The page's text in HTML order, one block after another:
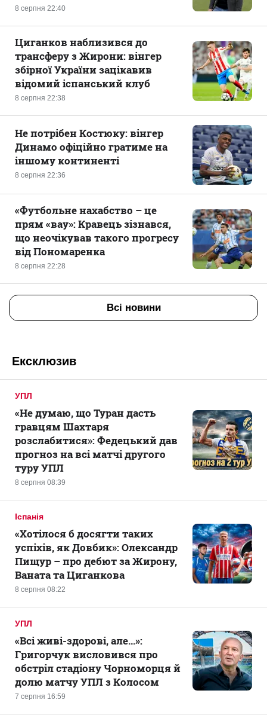
8 серпня 22:40
8 серпня 22:38
Циганков наблизився до
трансферу з Жирони: вінгер
збірної України зацікавив
відомий іспанський клуб
8 серпня 22:36
Не потрібен Костюку: вінгер
Динамо офіційно гратиме на
іншому континенті
8 серпня 22:28
«Футбольне нахабство – це
прям «вау»: Кравець зізнався,
що неочікував такого прогресу
від Пономаренка
Всі новини
Ексклюзив
УПЛ
8 серпня 08:39
«Не думаю, що Туран дасть
гравцям Шахтаря
розслабитися»: Федецький дав
прогноз на всі матчі другого
туру УПЛ
Іспанія
8 серпня 08:22
«Хотілося б досягти таких
успіхів, як Довбик»: Олександр
Пищур – про дебют за Жирону,
Ваната та Циганкова
УПЛ
7 серпня 16:59
«Всі живі-здорові, але...»:
Григорчук висловився про
обстріл стадіону Чорноморця й
долю матчу УПЛ з Колосом